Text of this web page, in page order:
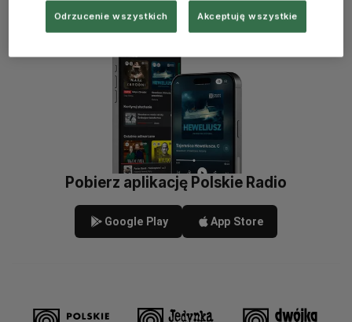
Pobierz aplikację Polskie Radio
Google Play App Store
Odrzucenie wszystkich Akceptuję wszystkie